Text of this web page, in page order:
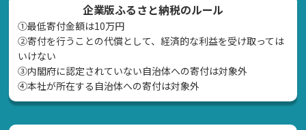
企業版ふるさと納税のルール
①最低寄付金額は10万円
②寄付を行うことの代償として、経済的な利益を受け取っては
いけない
➂内閣府に認定されていない自治体への寄付は対象外
④本社が所在する自治体への寄付は対象外